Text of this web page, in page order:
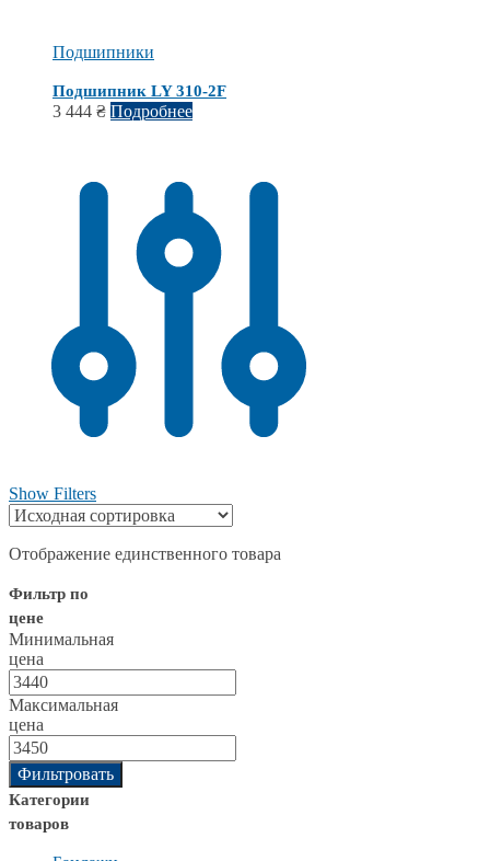
Подшипники
Подшипник LY 310-2F
3 444 ₴ Подробнее
Show Filters
Отображение единственного товара
Фильтр по
цене
Минимальная
цена
Максимальная
цена
Фильтровать
Категории
товаров